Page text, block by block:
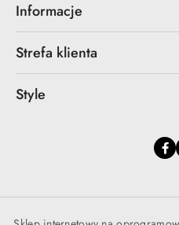
Informacje
Strefa klienta
Style